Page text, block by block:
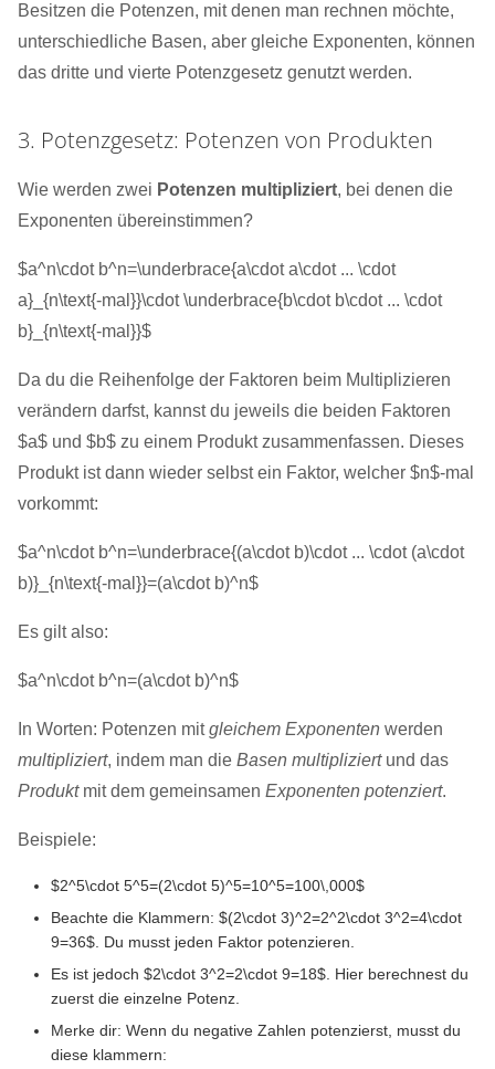
Besitzen die Potenzen, mit denen man rechnen möchte,
unterschiedliche Basen, aber gleiche Exponenten, können
das dritte und vierte Potenzgesetz genutzt werden.
3. Potenzgesetz: Potenzen von Produkten
Wie werden zwei Potenzen multipliziert, bei denen die
Exponenten übereinstimmen?
$a^n\cdot b^n=\underbrace{a\cdot a\cdot ... \cdot
a}_{n\text{-mal}}\cdot \underbrace{b\cdot b\cdot ... \cdot
b}_{n\text{-mal}}$
Da du die Reihenfolge der Faktoren beim Multiplizieren
verändern darfst, kannst du jeweils die beiden Faktoren
$a$ und $b$ zu einem Produkt zusammenfassen. Dieses
Produkt ist dann wieder selbst ein Faktor, welcher $n$-mal
vorkommt:
$a^n\cdot b^n=\underbrace{(a\cdot b)\cdot ... \cdot (a\cdot
b)}_{n\text{-mal}}=(a\cdot b)^n$
Es gilt also:
$a^n\cdot b^n=(a\cdot b)^n$
In Worten: Potenzen mitgleichem Exponenten werden
multipliziert, indem man die Basen multipliziertund das
Produktmit dem gemeinsamen Exponenten potenziert.
Beispiele:
$2^5\cdot 5^5=(2\cdot 5)^5=10^5=100\,000$
Beachte die Klammern: $(2\cdot 3)^2=2^2\cdot 3^2=4\cdot
9=36$. Du musst jeden Faktor potenzieren.
Es ist jedoch $2\cdot 3^2=2\cdot 9=18$. Hier berechnest du
zuerst die einzelne Potenz.
Merke dir: Wenn du negative Zahlen potenzierst, musst du
diese klammern: